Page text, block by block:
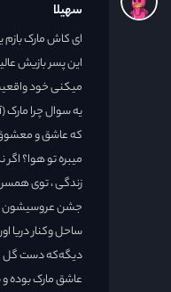
سهیلا
ای کاش مارک بازم
این پسر بازیش
میکنی خود
یه سوال چرا مارک
که عاشق و
میبره تو هوا؟
زندگی ، توی
جشن عروسیشون
ساحل و‌کنار
دیگه‌که دست گل
عاشق مارک بوده و